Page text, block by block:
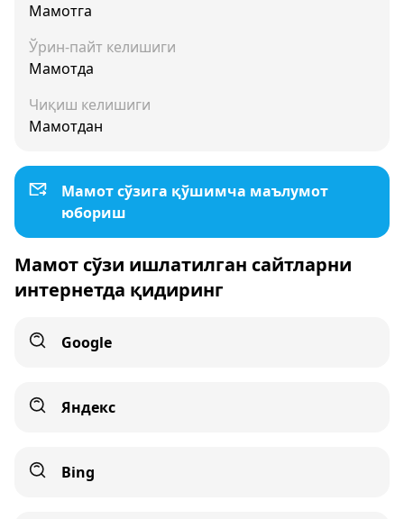
Мамотга
Ўрин-пайт келишиги
Мамотда
Чиқиш келишиги
Мамотдан
Мамот сўзига қўшимча маълумот
юбориш
Мамот сўзи ишлатилган сайтларни
интернетда қидиринг
Google
Яндекс
Bing